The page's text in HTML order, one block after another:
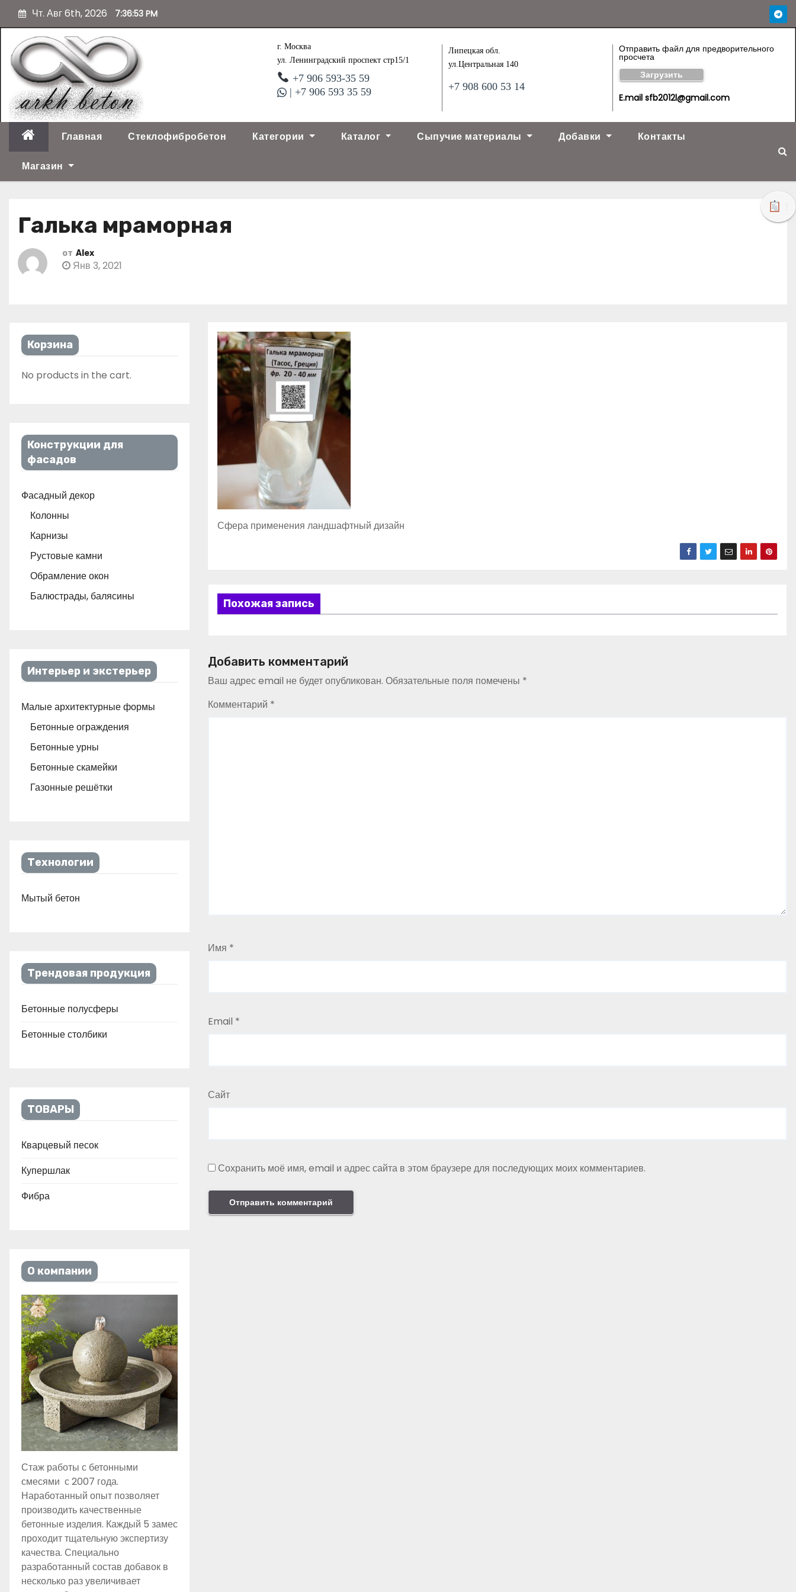
с
Чт. Авг 6th, 2026 7:36:54 PM
г. Москва
ул. Ленинградский проспект стр15/1
+7 906 593-35 59
| +7 906 593 35 59
Липецкая обл.
ул.Центральная 140
+7 908 600 53 14
Отправить файл для предворительного
просчета
Загрузить
E.mail sfb2012l@gmail.com
Главная Стеклофибробетон Категории Каталог Сыпучие материалы Добавки Контакты
Магазин
Галька мраморная
от Alex
Янв 3, 2021
Корзина
No products in the cart.
Конструкции для
фасадов
Фасадный декор
Колонны
Карнизы
Рустовые камни
Обрамление окон
Балюстрады, балясины
Интерьер и экстерьер
Малые архитектурные формы
Бетонные ограждения
Бетонные урны
Бетонные скамейки
Газонные решётки
Технологии
Мытый бетон
Трендовая продукция
Бетонные полусферы
Бетонные столбики
ТОВАРЫ
Кварцевый песок
Купершлак
Фибра
О компании
Стаж работы с бетонными
смесями с 2007 года.
Наработанный опыт позволяет
производить качественные
бетонные изделия. Каждый 5 замес
проходит тщательную экспертизу
качества. Специально
разработанный состав добавок в
несколько раз увеличивает
Сфера применения ландшафтный дизайн
Похожая запись
Добавить комментарий
Ваш адрес email не будет опубликован. Обязательные поля помечены *
Комментарий *
Имя *
Email *
Сайт
Сохранить моё имя, email и адрес сайта в этом браузере для последующих моих комментариев.